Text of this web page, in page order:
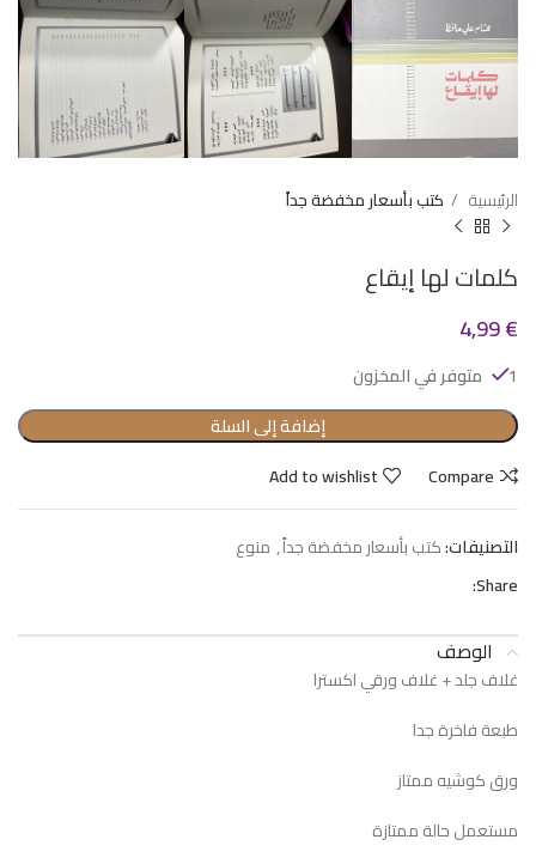
الرئيسية كتب بأسعار مخفضة جداً
كلمات لها إيقاع
4,99€
1 متوفر في المخزون
إضافة إلى السلة
Compare
Add to wishlist
التصنيفات:كتب بأسعار مخفضة جداً, منوع
Share:
الوصف
غلاف جلد + غلاف ورقي اكسترا
طبعة فاخرة جدا
ورق كوشيه ممتاز
مستعمل حالة ممتازة